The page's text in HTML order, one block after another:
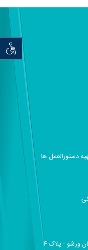
توان
دستورالعمل ها
ورشو - پلاک ۴